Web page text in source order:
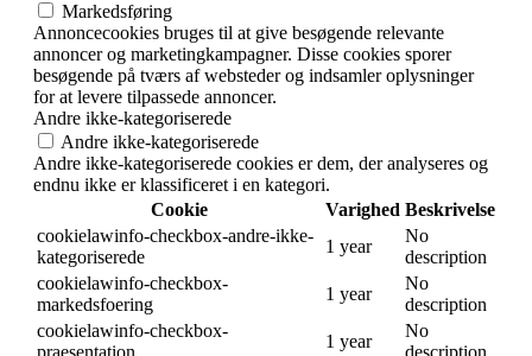
Markedsføring
Annoncecookies bruges til at give besøgende relevante
annoncer og marketingkampagner. Disse cookies sporer
besøgende på tværs af websteder og indsamler oplysninger
for at levere tilpassede annoncer.
Andre ikke-kategoriserede
Andre ikke-kategoriserede
Andre ikke-kategoriserede cookies er dem, der analyseres og
endnu ikke er klassificeret i en kategori.
Cookie
Varighed Beskrivelse
cookielawinfo-checkbox-andre-ikke-
kategoriserede
1 year
No
description
cookielawinfo-checkbox-
markedsfoering
1 year
No
description
cookielawinfo-checkbox-
1 year
No